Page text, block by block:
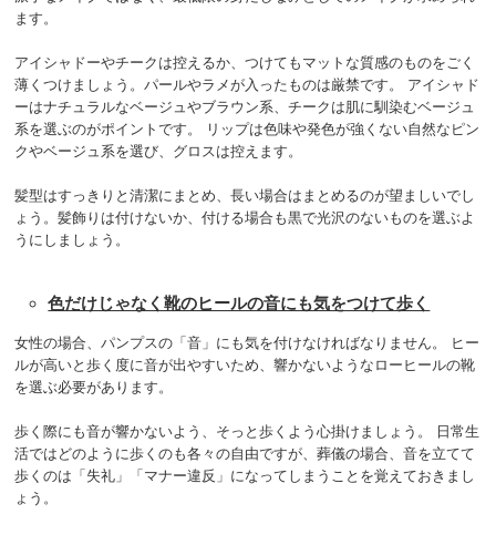
ます。
アイシャドーやチークは控えるか、つけてもマットな質感のものをごく
薄くつけましょう。パールやラメが入ったものは厳禁です。 アイシャド
ーはナチュラルなベージュやブラウン系、チークは肌に馴染むベージュ
系を選ぶのがポイントです。 リップは色味や発色が強くない自然なピン
クやベージュ系を選び、グロスは控えます。
髪型はすっきりと清潔にまとめ、長い場合はまとめるのが望ましいでし
ょう。髪飾りは付けないか、付ける場合も黒で光沢のないものを選ぶよ
うにしましょう。
色だけじゃなく靴のヒールの音にも気をつけて歩く
女性の場合、パンプスの「音」にも気を付けなければなりません。 ヒー
ルが高いと歩く度に音が出やすいため、響かないようなローヒールの靴
を選ぶ必要があります。
歩く際にも音が響かないよう、そっと歩くよう心掛けましょう。 日常生
活ではどのように歩くのも各々の自由ですが、葬儀の場合、音を立てて
歩くのは「失礼」「マナー違反」になってしまうことを覚えておきまし
ょう。